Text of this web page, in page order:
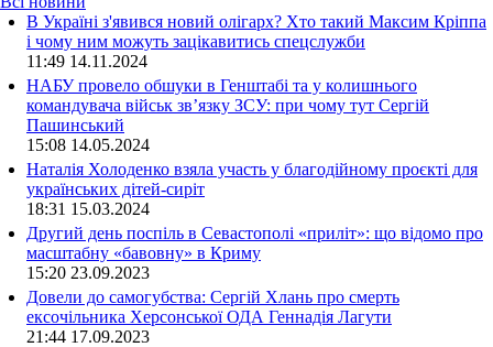
В Україні з'явився новий олігарх? Хто такий Максим Кріппа
і чому ним можуть зацікавитись спецслужби
11:49 14.11.2024
НАБУ провело обшуки в Генштабі та у колишнього
командувача військ зв’язку ЗСУ: при чому тут Сергій
Пашинський
15:08 14.05.2024
Наталія Холоденко взяла участь у благодійному проєкті для
українських дітей-сиріт
18:31 15.03.2024
Другий день поспіль в Севастополі «приліт»: що відомо про
масштабну «бавовну» в Криму
15:20 23.09.2023
Довели до самогубства: Сергій Хлань про смерть
ексочільника Херсонської ОДА Геннадія Лагути
21:44 17.09.2023